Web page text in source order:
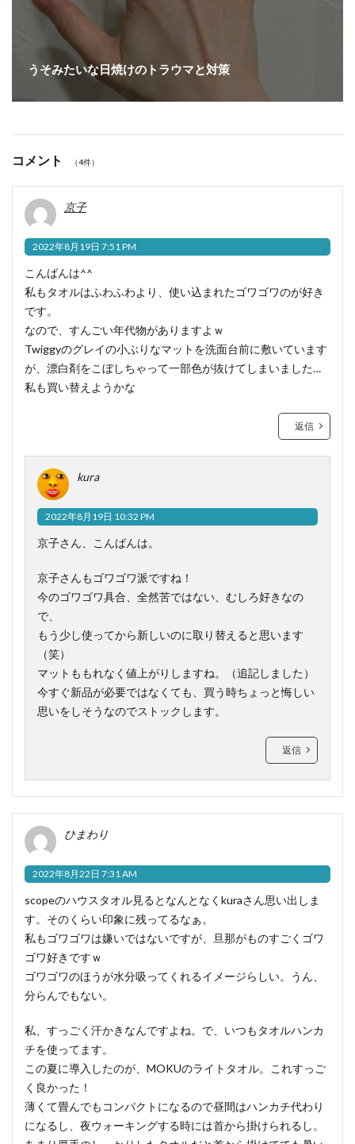
うそみたいな日焼けのトラウマと対策
コメント （4件）
京子
2022年8月19日 7:51 PM
こんばんは^^
私もタオルはふわふわより、使い込まれたゴワゴワのが好き
です。
なので、すんごい年代物がありますよｗ
Twiggyのグレイの小ぶりなマットを洗面台前に敷いています
が、漂白剤をこぼしちゃって一部色が抜けてしまいました…
私も買い替えようかな
返信
kura
2022年8月19日 10:32 PM
京子さん、こんばんは。
京子さんもゴワゴワ派ですね！
今のゴワゴワ具合、全然苦ではない、むしろ好きなの
で、
もう少し使ってから新しいのに取り替えると思います
（笑）
マットももれなく値上がりしますね。（追記しました）
今すぐ新品が必要ではなくても、買う時ちょっと悔しい
思いをしそうなのでストックします。
返信
ひまわり
2022年8月22日 7:31 AM
scopeのハウスタオル見るとなんとなくkuraさん思い出しま
す。そのくらい印象に残ってるなぁ。
私もゴワゴワは嫌いではないですが、旦那がものすごくゴワ
ゴワ好きですｗ
ゴワゴワのほうが水分吸ってくれるイメージらしい。うん、
分らんでもない。
私、すっごく汗かきなんですよね。で、いつもタオルハンカ
チを使ってます。
この夏に導入したのが、MOKUのライトタオル。これすっご
く良かった！
薄くて畳んでもコンパクトになるので昼間はハンカチ代わり
になるし、夜ウォーキングする時には首から掛けられるし。